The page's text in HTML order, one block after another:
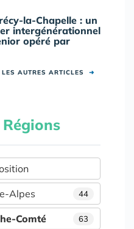
la-Chapelle : un
intergénérationnel
opéré par
LES AUTRES ARTICLES ➜
Régions
44
Alpes
63
Comté